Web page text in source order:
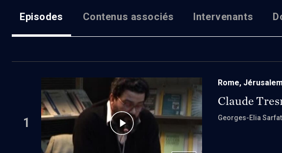
Episodes Contenus associés Intervenants
1
Rome,
Claude
Georges-Elia